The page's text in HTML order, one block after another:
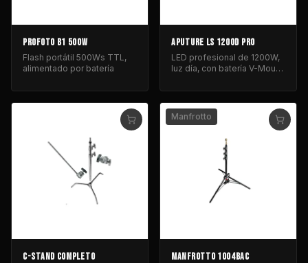
PROFOTO B1 500W
Flash portátil 500Ws TTL,
alimentado por batería
APUTURE LS 1200D PRO
LED profesional de 1200W,
luz día, con batería V-Mount
fotografía.
C-STAND COMPLETO
Manfrotto
MANFROTTO 1004BAC